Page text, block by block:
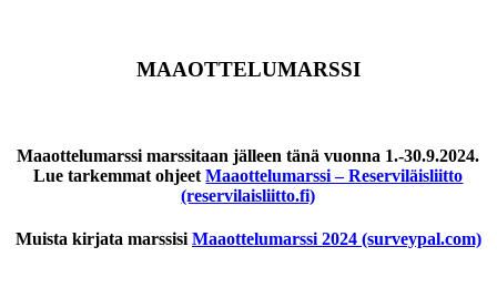
MAAOTTELUMARSSI
Maaottelumarssi marssitaan jälleen tänä vuonna 1.-30.9.2024.
Lue tarkemmat ohjeetMaaottelumarssi – Reserviläisliitto
(reservilaisliitto.fi)
Muista kirjata marssisi Maaottelumarssi 2024 (surveypal.com)